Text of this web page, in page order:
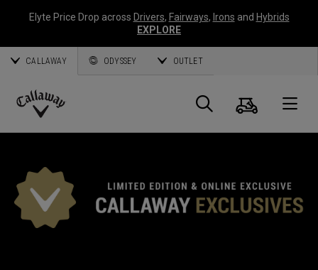
Elyte Price Drop across Drivers, Fairways, Irons and Hybrids
EXPLORE
CALLAWAY ODYSSEY OUTLET
Callaway
Panier